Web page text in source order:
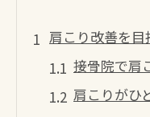
肩こり改善を
接骨院で肩
肩こりがひ